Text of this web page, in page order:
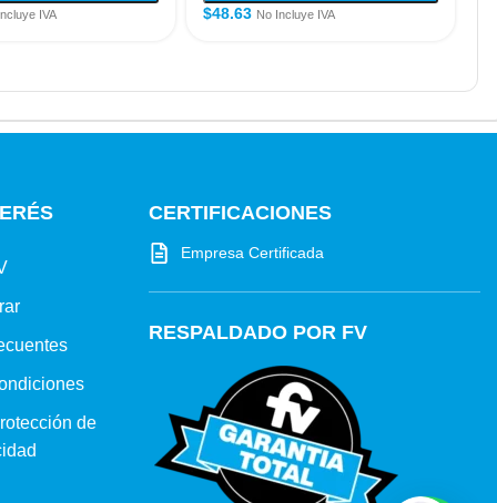
IVA $48.63 No Incluye IVA
de
CERTIFICACIONES
Empresa Certificada
RESPALDADO POR FV